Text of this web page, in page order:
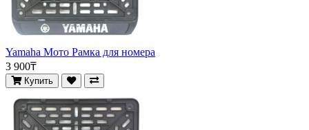
Yamaha Мото Рамка для номера
3 900₸
Купить